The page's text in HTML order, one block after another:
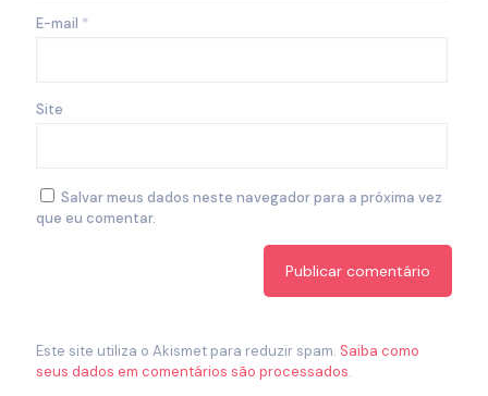
E-mail *
Site
Salvar meus dados neste navegador para a próxima vez
que eu comentar.
Este site utiliza o Akismet para reduzir spam. Saiba como
seus dados em comentários são processados.